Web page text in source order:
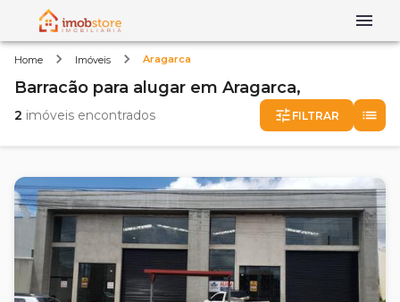
Home Imóveis Aragarca
Barracão para alugar em Aragarca,
2 imóveis encontrados FILTRAR